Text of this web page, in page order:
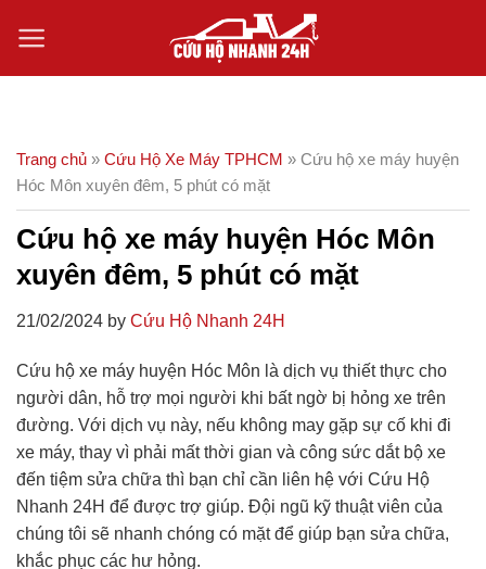
Trang chủ » Cứu Hộ Xe Máy TPHCM » Cứu hộ xe máy huyện
Hóc Môn xuyên đêm, 5 phút có mặt
Cứu hộ xe máy huyện Hóc Môn
xuyên đêm, 5 phút có mặt
21/02/2024 by Cứu Hộ Nhanh 24H
Cứu hộ xe máy huyện Hóc Môn là dịch vụ thiết thực cho
người dân, hỗ trợ mọi người khi bất ngờ bị hỏng xe trên
đường. Với dịch vụ này, nếu không may gặp sự cố khi đi
xe máy, thay vì phải mất thời gian và công sức dắt bộ xe
đến tiệm sửa chữa thì bạn chỉ cần liên hệ với Cứu Hộ
Nhanh 24H để được trợ giúp. Đội ngũ kỹ thuật viên của
chúng tôi sẽ nhanh chóng có mặt để giúp bạn sửa chữa,
khắc phục các hư hỏng.